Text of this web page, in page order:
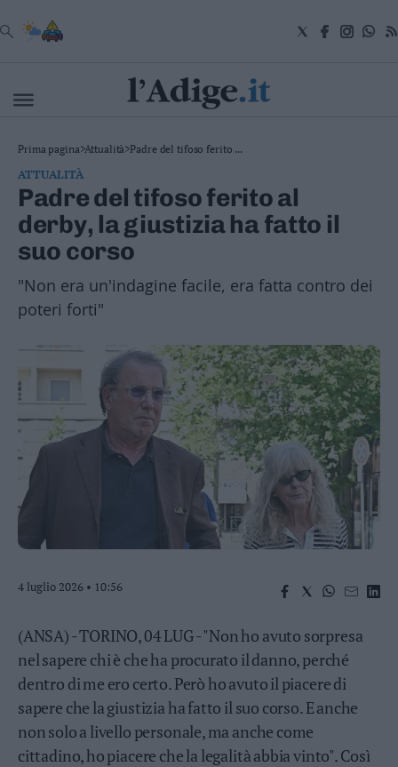
VAI
Cronaca
Attualità
Economia
Cultura
e
Salute
e
Benessere
Montagna
Sport
Foto
Video
Business
Wire
Territori
Trento
Rovereto
Riva
Arco
Sarca
–
Ledro
Lavis
–
Valle
Prima pagina>Attualità>Padre del tifoso ferito ...
ATTUALITÀ
Padre del tifoso ferito al
derby, la giustizia ha fatto il
suo corso
"Non era un'indagine facile, era fatta contro dei
poteri forti"
4 luglio 2026 • 10:56
(ANSA) - TORINO, 04 LUG - "Non ho avuto sorpresa
nel sapere chi è che ha procurato il danno, perché
dentro di me ero certo. Però ho avuto il piacere di
sapere che la giustizia ha fatto il suo corso. E anche
non solo a livello personale, ma anche come
cittadino, ho piacere che la legalità abbia vinto". Così